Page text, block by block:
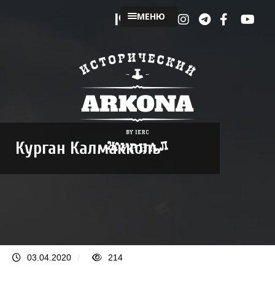
МЕНЮ
Курган Калмакколь
03.04.2020 / 214